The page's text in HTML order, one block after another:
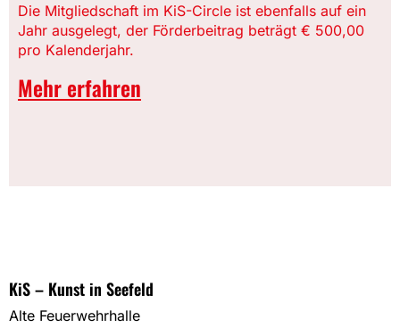
Die Mitgliedschaft im KiS-Circle ist ebenfalls auf ein
Jahr ausgelegt, der Förderbeitrag beträgt € 500,00
pro Kalenderjahr.
Mehr erfahren
KiS – Kunst in Seefeld
Alte Feuerwehrhalle